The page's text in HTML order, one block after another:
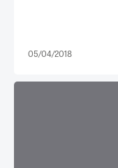
05/04/2018